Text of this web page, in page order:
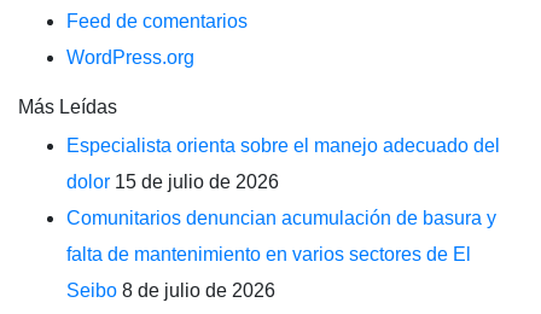
Feed de comentarios
WordPress.org
Más Leídas
Especialista orienta sobre el manejo adecuado del
dolor 15 de julio de 2026
Comunitarios denuncian acumulación de basura y
falta de mantenimiento en varios sectores de El
Seibo 8 de julio de 2026